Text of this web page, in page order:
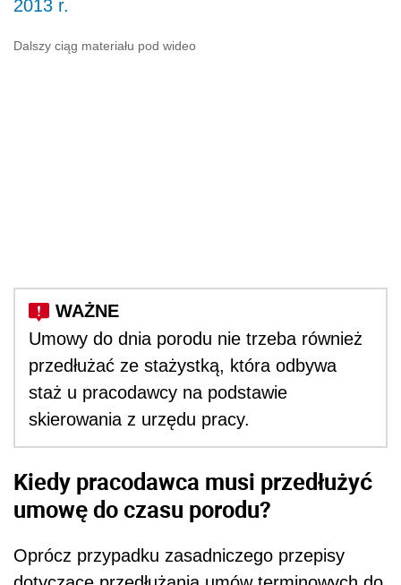
2013 r.
Dalszy ciąg materiału pod wideo
Umowy do dnia porodu nie trzeba również
przedłużać ze stażystką, która odbywa
staż u pracodawcy na podstawie
skierowania z urzędu pracy.
Kiedy pracodawca musi przedłużyć
umowę do czasu porodu?
Oprócz przypadku zasadniczego przepisy